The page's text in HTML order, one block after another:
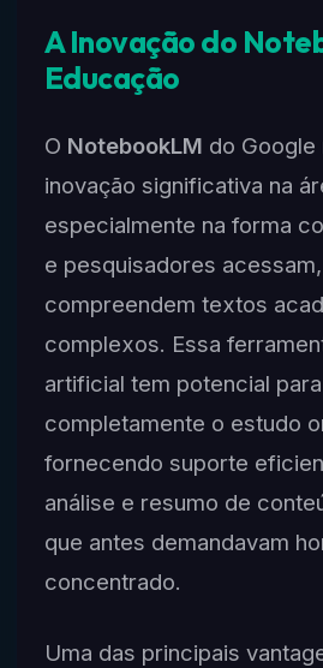
A Inovação do
Educação
O NotebookLM do Google
inovação significativa na
especialmente na forma
e pesquisadores
compreendem textos
complexos. Essa
artificial tem potencial
completamente o estudo
fornecendo suporte
análise e resumo de
que antes demandavam
concentrado.
Uma das principais